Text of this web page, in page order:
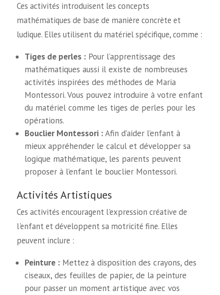
Ces activités introduisent les concepts
mathématiques de base de manière concrète et
ludique. Elles utilisent du matériel spécifique, comme :
Tiges de perles : Pour l’apprentissage des
mathématiques aussi il existe de nombreuses
activités inspirées des méthodes de Maria
Montessori. Vous pouvez introduire à votre enfant
du matériel comme les tiges de perles pour les
opérations.
Bouclier Montessori :Afin d’aider l’enfant à
mieux appréhender le calcul et développer sa
logique mathématique, les parents peuvent
proposer à l’enfant le bouclier Montessori.
Activités Artistiques
Ces activités encouragent l'expression créative de
l'enfant et développent sa motricité fine. Elles
peuvent inclure :
Peinture : Mettez à disposition des crayons, des
ciseaux, des feuilles de papier, de la peinture
pour passer un moment artistique avec vos